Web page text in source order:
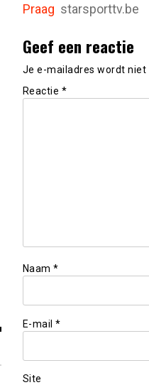
Praag starsporttv.be
Geef een reactie
Je e-mailadres wordt niet
Reactie *
Naam *
E-mail *
Site